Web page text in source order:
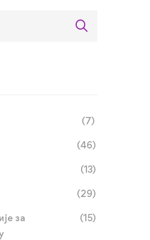
(7)
(46)
(13)
(29)
за
(15)